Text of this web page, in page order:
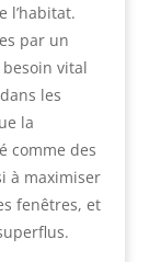
l’habitat.
par un
vital
les
la
comme des
à maximiser
fenêtres, et